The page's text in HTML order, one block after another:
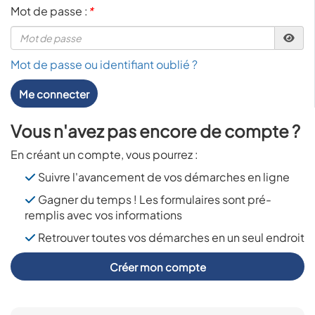
Mot de passe : *
Mot de passe ou identifiant oublié ?
Me connecter
Vous n'avez pas encore de compte ?
En créant un compte, vous pourrez :
Suivre l'avancement de vos démarches en ligne
Gagner du temps ! Les formulaires sont pré-
remplis avec vos informations
Retrouver toutes vos démarches en un seul endroit
Créer mon compte